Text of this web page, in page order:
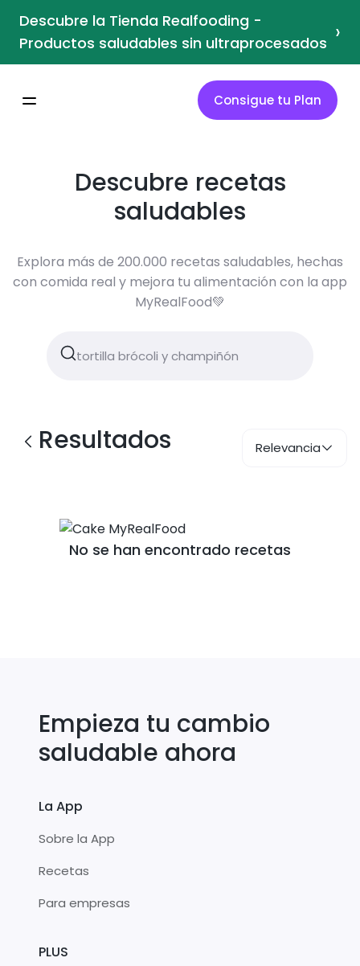
Descubre la Tienda Realfooding -
Productos saludables sin ultraprocesados ›
Consigue tu Plan
Descubre recetas
saludables
Explora más de 200.000 recetas saludables, hechas
con comida real y mejora tu alimentación con la app
MyRealFood💚
Resultados Relevancia
No se han encontrado recetas
Empieza tu cambio
saludable ahora
La App
Sobre la App
Recetas
Para empresas
PLUS